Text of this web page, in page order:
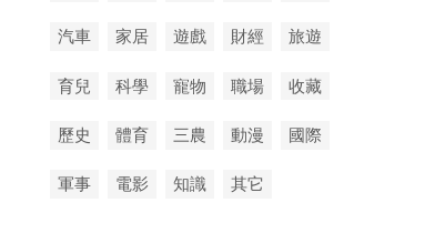
汽車 家居 遊戲 財經 旅遊
育兒 科學 寵物 職場 收藏
歷史 體育 三農 動漫 國際
軍事 電影 知識 其它